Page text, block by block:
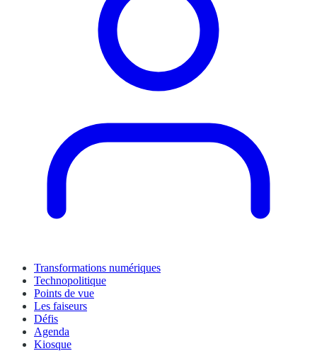
Transformations numériques
Technopolitique
Points de vue
Les faiseurs
Défis
Agenda
Kiosque